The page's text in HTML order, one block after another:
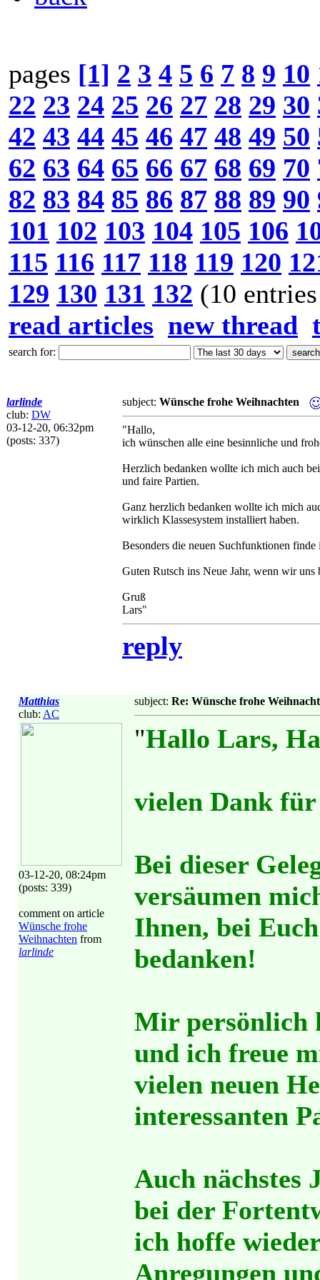
pages [1] 2 3 4 5 6 7 8 9 10
22 23 24 25 26 27 28 29 30
42 43 44 45 46 47 48 49 50
62 63 64 65 66 67 68 69 70
82 83 84 85 86 87 88 89 90
101 102 103 104 105 106
115 116 117 118 119 120
129 130 131 132 (10
read articles new thread
search for:
larlinde
club: DW
03-12-20, 06:32pm
(posts: 337)
subject: Wünsche frohe Weihnachten
"Hallo,
ich wünschen alle eine besinnliche und
Herzlich bedanken wollte ich mich auch
und faire Partien.
Ganz herzlich bedanken wollte ich mich
wirklich Klassesystem installiert haben.
Besonders die neuen Suchfunktionen finde
Guten Rutsch ins Neue Jahr, wenn wir
Gruß
Lars"
reply
Matthias
club: AC
03-12-20, 08:24pm
(posts: 339)
comment on article
Wünsche frohe
Weihnachten from
larlinde
subject: Re: Wünsche frohe
"Hallo Lars,
vielen Dank
Bei dieser
versäumen
Ihnen, bei
bedanken!
Mir persönlich
und ich freue
vielen neuen
interessanten
Auch nächstes
bei der
ich hoffe
Anregungen